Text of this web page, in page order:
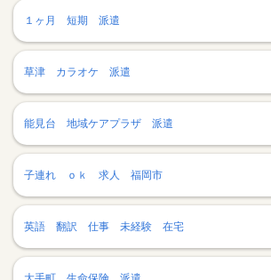
１ヶ月 短期 派遣
草津 カラオケ 派遣
能見台 地域ケアプラザ 派遣
子連れ ｏｋ 求人 福岡市
英語 翻訳 仕事 未経験 在宅